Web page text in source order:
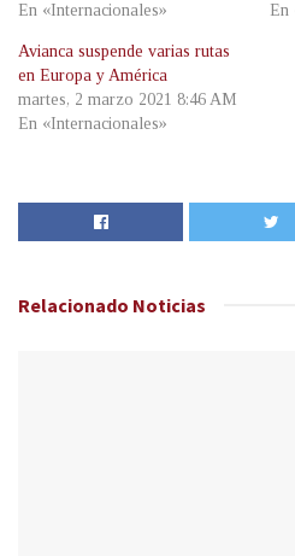
En «Internacionales»
En
Avianca suspende varias rutas
en Europa y América
martes, 2 marzo 2021 8:46 AM
En «Internacionales»
Relacionado Noticias